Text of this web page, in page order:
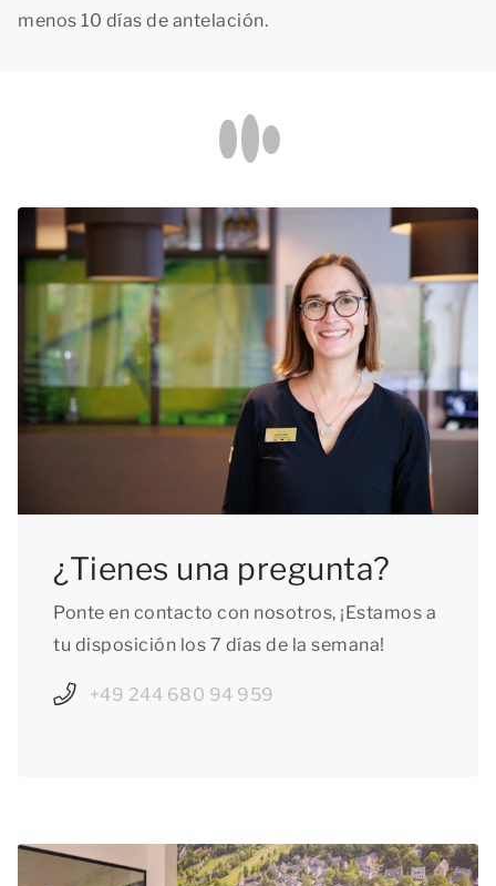
menos 10 días de antelación.
¿Tienes una pregunta?
Ponte en contacto con nosotros, ¡Estamos a
tu disposición los 7 días de la semana!
+49 244 680 94 959